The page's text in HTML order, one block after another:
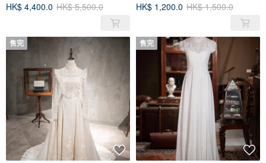
HK$ 4,400.0 HK$ 5,500.0
HK$ 1,200.0 HK$ 1,500.0
售完 售完